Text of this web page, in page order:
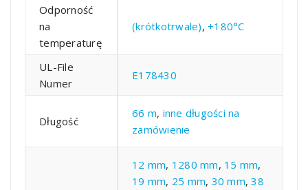
Odporność
na
temperaturę
(krótkotrwale), +180°C
UL-File
Numer
E178430
Długość
66 m, inne długości na
zamówienie
12 mm, 1280 mm, 15 mm,
19 mm, 25 mm, 30 mm,38